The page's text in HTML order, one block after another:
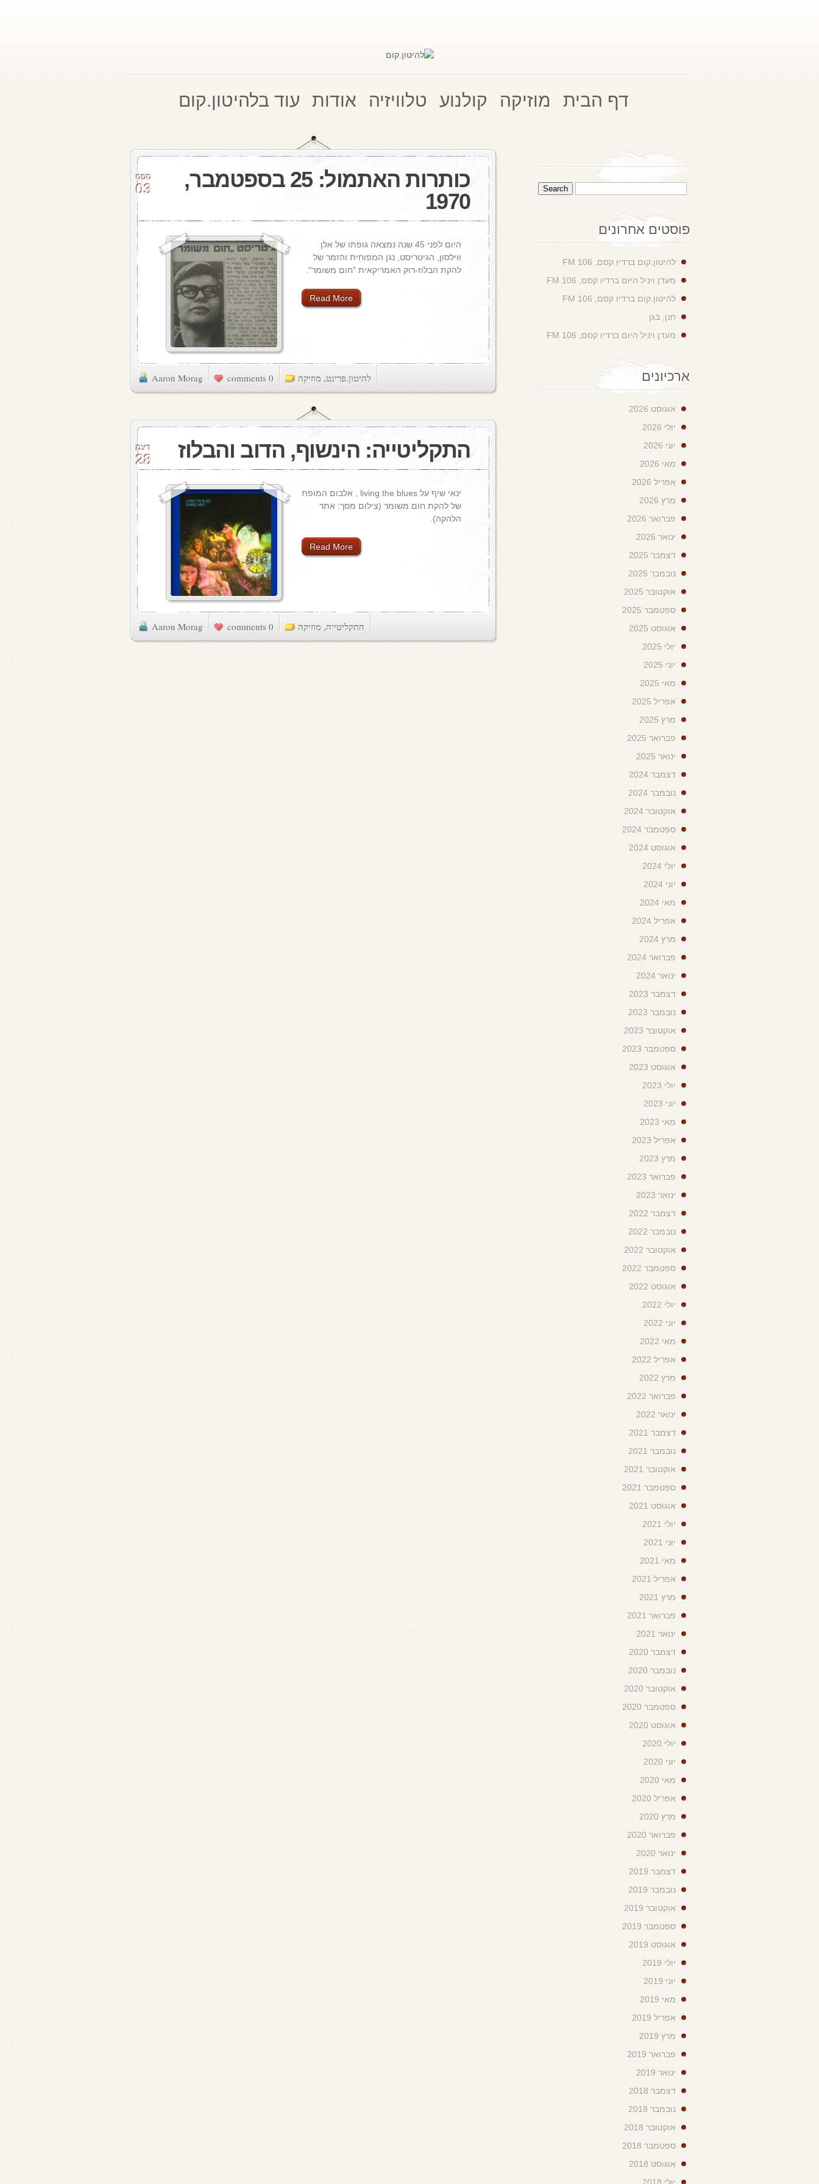
דף הבית מוזיקה קולנוע טלוויזיה אודות עוד בלהיטון.קום
כותרות האתמול: 25 בספטמבר,
1970
ספט
03
היום לפני 45 שנה נמצאה גופתו של אלן
ווילסון, הגיטריסט, נגן המפוחית והזמר של
להקת הבלוז-רוק האמריקאית "חום משומר".
Read More
Aaron Morag 0 comments להיטון.פרינט, מוזיקה
התקליטייה: הינשוף, הדוב והבלוז דצמ
28
ינאי שיף על living the blues , אלבום המופת
של להקת חום משומר (צילום מסך: אתר
הלהקה).
Read More
Aaron Morag 0 comments התקליטייה, מוזיקה
פוסטים אחרונים
להיטון.קום ברדיו קסם, 106 FM
מעדן ויניל היום ברדיו קסם, 106 FM
להיטון.קום ברדיו קסם, 106 FM
חנן, בגן
מעדן ויניל היום ברדיו קסם, 106 FM
ארכיונים
אוגוסט 2026
יולי 2026
יוני 2026
מאי 2026
אפריל 2026
מרץ 2026
פברואר 2026
ינואר 2026
דצמבר 2025
נובמבר 2025
אוקטובר 2025
ספטמבר 2025
אוגוסט 2025
יולי 2025
יוני 2025
מאי 2025
אפריל 2025
מרץ 2025
פברואר 2025
ינואר 2025
דצמבר 2024
נובמבר 2024
אוקטובר 2024
ספטמבר 2024
אוגוסט 2024
יולי 2024
יוני 2024
מאי 2024
אפריל 2024
מרץ 2024
פברואר 2024
ינואר 2024
דצמבר 2023
נובמבר 2023
אוקטובר 2023
ספטמבר 2023
אוגוסט 2023
יולי 2023
יוני 2023
מאי 2023
אפריל 2023
מרץ 2023
פברואר 2023
ינואר 2023
דצמבר 2022
נובמבר 2022
אוקטובר 2022
ספטמבר 2022
אוגוסט 2022
יולי 2022
יוני 2022
מאי 2022
אפריל 2022
מרץ 2022
פברואר 2022
ינואר 2022
דצמבר 2021
נובמבר 2021
אוקטובר 2021
ספטמבר 2021
אוגוסט 2021
יולי 2021
יוני 2021
מאי 2021
אפריל 2021
מרץ 2021
פברואר 2021
ינואר 2021
דצמבר 2020
נובמבר 2020
אוקטובר 2020
ספטמבר 2020
אוגוסט 2020
יולי 2020
יוני 2020
מאי 2020
אפריל 2020
מרץ 2020
פברואר 2020
ינואר 2020
דצמבר 2019
נובמבר 2019
אוקטובר 2019
ספטמבר 2019
אוגוסט 2019
יולי 2019
יוני 2019
מאי 2019
אפריל 2019
מרץ 2019
פברואר 2019
ינואר 2019
דצמבר 2018
נובמבר 2018
אוקטובר 2018
ספטמבר 2018
אוגוסט 2018